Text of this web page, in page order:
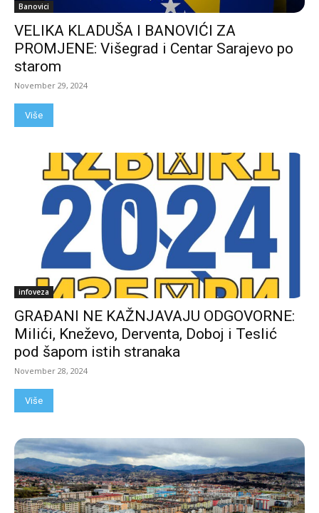
Banovici
VELIKA KLADUŠA I BANOVIĆI ZA
PROMJENE: Višegrad i Centar Sarajevo po
starom
November 29, 2024
Više
infoveza
GRAĐANI NE KAŽNJAVAJU ODGOVORNE:
Milići, Kneževo, Derventa, Doboj i Teslić
pod šapom istih stranaka
November 28, 2024
Više